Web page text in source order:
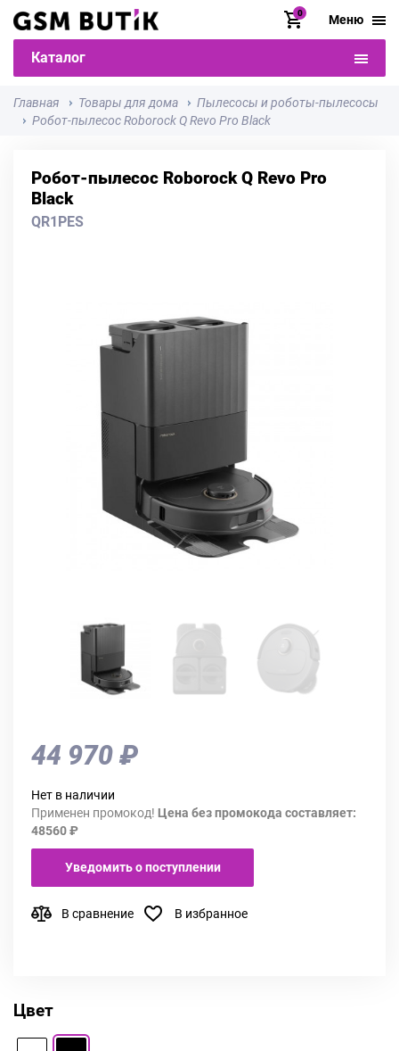
0 Меню
Каталог
Главная Товары для дома
Пылесосы и роботы-пылесосы
Робот-пылесос Roborock Q Revo Pro Black
Робот-пылесос Roborock Q Revo Pro
Black
QR1PES
44 970 ₽
Нет в наличии
Применен промокод! Цена без промокода составляет:
48560 ₽
Уведомить о поступлении
В сравнение В избранное
Цвет